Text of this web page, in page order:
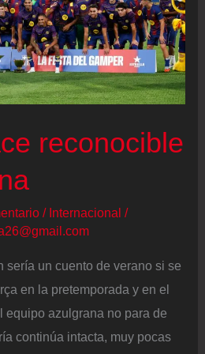
reconocible
/ Internacional /
sería un cuento de verano si se
en la pretemporada y en el
equipo azulgrana no para de
continúa intacta, muy pocas